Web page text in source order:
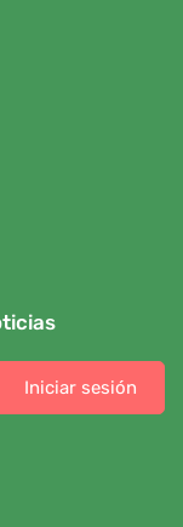
Iniciar sesión